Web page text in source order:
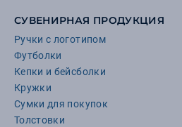
СУВЕНИРНАЯ ПРОДУКЦИЯ
Ручки с логотипом
Футболки
Кепки и бейсболки
Кружки
Сумки для покупок
Толстовки